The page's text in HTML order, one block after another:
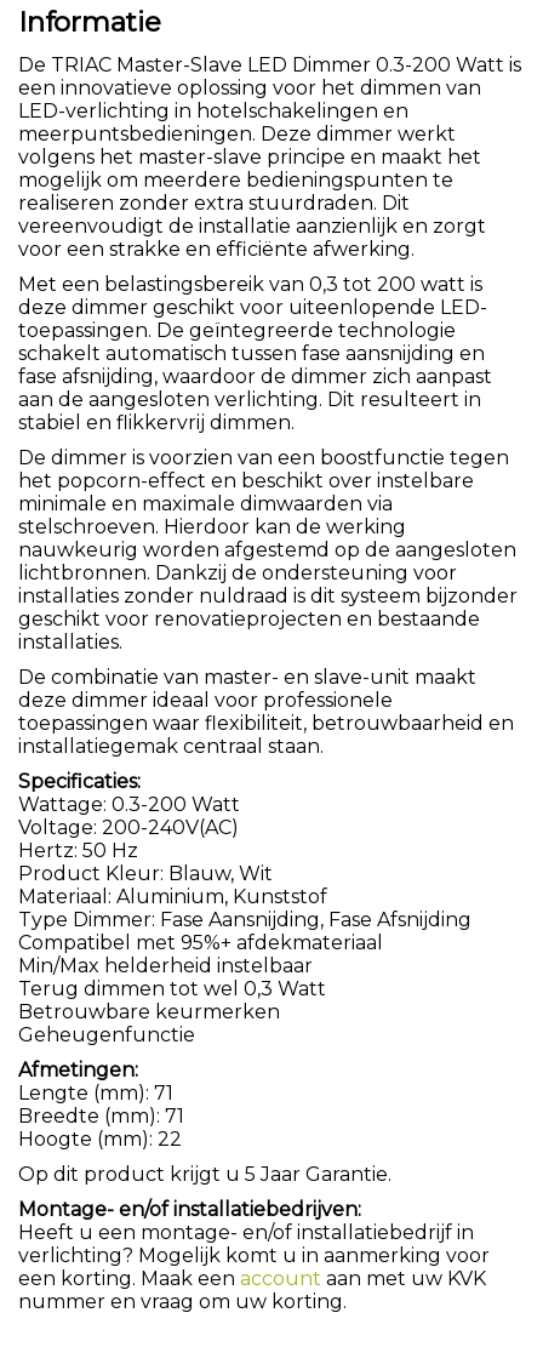
Informatie
De TRIAC Master-Slave LED Dimmer 0.3-200 Watt is
een innovatieve oplossing voor het dimmen van
LED-verlichting in hotelschakelingen en
meerpuntsbedieningen. Deze dimmer werkt
volgens het master-slave principe en maakt het
mogelijk om meerdere bedieningspunten te
realiseren zonder extra stuurdraden. Dit
vereenvoudigt de installatie aanzienlijk en zorgt
voor een strakke en efficiënte afwerking.
Met een belastingsbereik van 0,3 tot 200 watt is
deze dimmer geschikt voor uiteenlopende LED-
toepassingen. De geïntegreerde technologie
schakelt automatisch tussen fase aansnijding en
fase afsnijding, waardoor de dimmer zich aanpast
aan de aangesloten verlichting. Dit resulteert in
stabiel en flikkervrij dimmen.
De dimmer is voorzien van een boostfunctie tegen
het popcorn-effect en beschikt over instelbare
minimale en maximale dimwaarden via
stelschroeven. Hierdoor kan de werking
nauwkeurig worden afgestemd op de aangesloten
lichtbronnen. Dankzij de ondersteuning voor
installaties zonder nuldraad is dit systeem bijzonder
geschikt voor renovatieprojecten en bestaande
installaties.
De combinatie van master- en slave-unit maakt
deze dimmer ideaal voor professionele
toepassingen waar flexibiliteit, betrouwbaarheid en
installatiegemak centraal staan.
Specificaties:
Wattage: 0.3-200 Watt
Voltage: 200-240V(AC)
Hertz: 50 Hz
Product Kleur: Blauw, Wit
Materiaal: Aluminium, Kunststof
Type Dimmer: Fase Aansnijding, Fase Afsnijding
Compatibel met 95%+ afdekmateriaal
Min/Max helderheid instelbaar
Terug dimmen tot wel 0,3 Watt
Betrouwbare keurmerken
Geheugenfunctie
Afmetingen:
Lengte (mm): 71
Breedte (mm): 71
Hoogte (mm): 22
Op dit product krijgt u 5 Jaar Garantie.
Montage- en/of installatiebedrijven:
Heeft u een montage- en/of installatiebedrijf in
verlichting? Mogelijk komt u in aanmerking voor
een korting. Maak een account aan met uw KVK
nummer en vraag om uw korting.